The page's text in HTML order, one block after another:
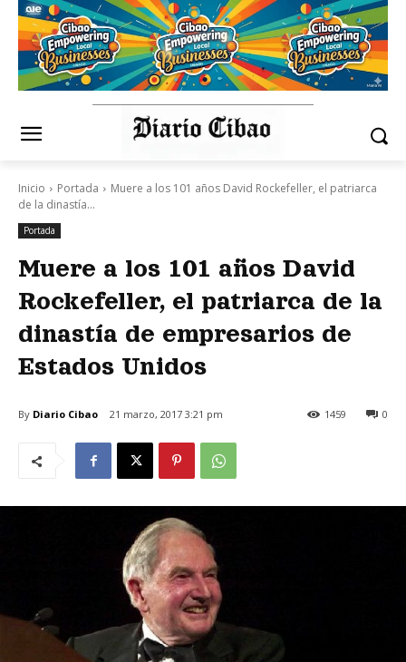
Inicio Portada
Muere a los 101 años David Rockefeller, el patriarca
de la dinastía...
Portada
Muere a los 101 años David
Rockefeller, el patriarca de la
dinastía de empresarios de
Estados Unidos
By Diario Cibao 21 marzo, 2017 3:21 pm 0
1459